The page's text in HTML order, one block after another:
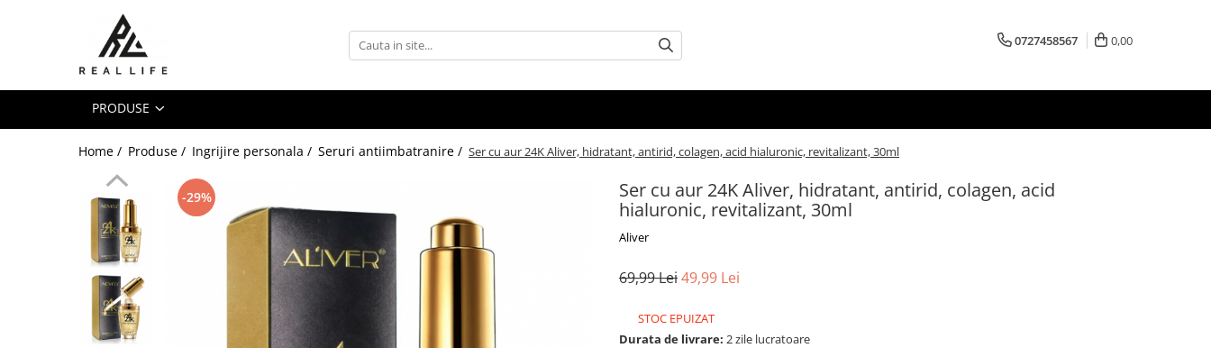
Masca fata si plasturi pentru
curatarea tenului
Seruri antiimbatranire
Ingrijirea parului
Sanatatea articulatiilor
Protectie solara
0727458567 0,00
PRODUSE
Home / Produse / Ingrijire personala / Seruri antiimbatranire / Ser cu aur 24K Aliver, hidratant, antirid, colagen, acid hialuronic, revitalizant, 30ml
Ser cu aur 24K Aliver, hidratant, antirid, colagen, acid
hialuronic, revitalizant, 30ml
Aliver
-29%
69,99 Lei49,99 Lei
STOC EPUIZAT
Durata de livrare: 2 zile lucratoare